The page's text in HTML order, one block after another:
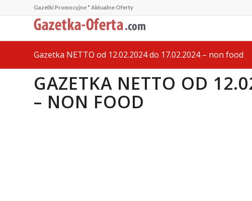
Gazetki Promocyjne * Aktualne Oferty
Gazetka NETTO od 12.02.2024 do 17.02.2024 – non food
GAZETKA NETTO OD
– NON FOOD